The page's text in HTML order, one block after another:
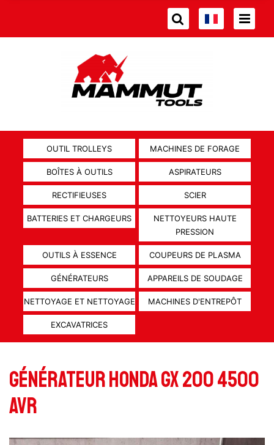
OUTIL TROLLEYS MACHINES DE FORAGE
BOÎTES À OUTILS ASPIRATEURS
RECTIFIEUSES SCIER
BATTERIES ET CHARGEURS
NETTOYEURS HAUTE
PRESSION
OUTILS À ESSENCE COUPEURS DE PLASMA
GÉNÉRATEURS APPAREILS DE SOUDAGE
NETTOYAGE ET NETTOYAGE MACHINES D'ENTREPÔT
EXCAVATRICES
Générateur Honda GX 200 4500
AVR